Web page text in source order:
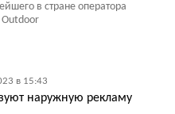
в стране оператора
в 15:43
наружную рекламу